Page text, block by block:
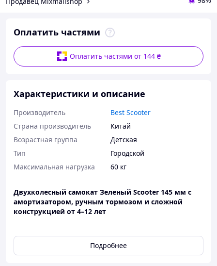
Оплатить частями
Оплатить частями от 144 ₴
Характеристики и описание
Производитель
Best Scooter
Страна производитель
Китай
Возрастная группа
Детская
Тип
Городской
Максимальная нагрузка
60 кг
Двухколесный самокат Зеленый Scooter 145 мм с
амортизатором, ручным тормозом и сложной
конструкцией от 4–12 лет
идеальное сочетание комфорта, безопасности и
надежности для детей от 4 до 12 лет. Модель
Подробнее